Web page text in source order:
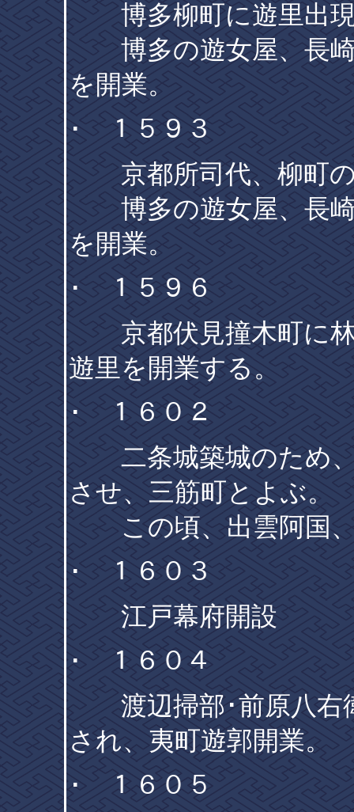
博多柳町に遊里出
博多の遊女屋、長崎
を開業。
･ １５９３
京都所司代、柳町の
博多の遊女屋、長崎
を開業。
･ １５９６
京都伏見撞木町に林
遊里を開業する。
･ １６０２
二条城築城のため、
させ、三筋町とよぶ。
この頃、出雲阿国、
･ １６０３
江戸幕府開設
･ １６０４
渡辺掃部･前原八右
され、夷町遊郭開業。
･ １６０５